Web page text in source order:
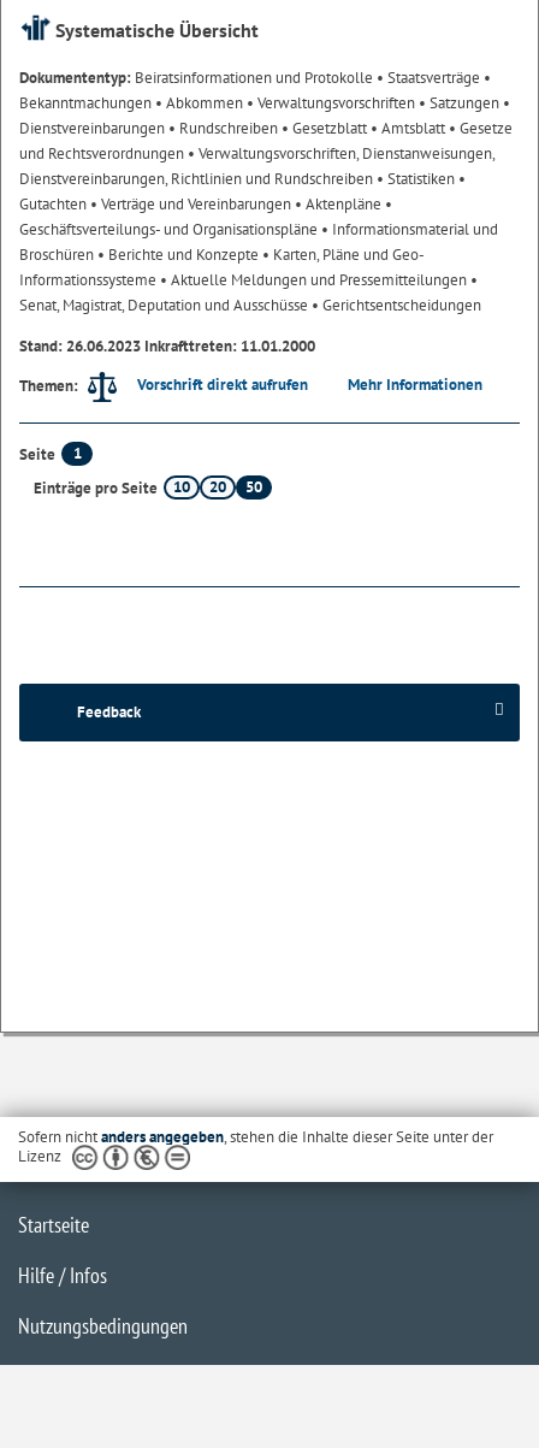
Systematische Übersicht
Dokumententyp: Beiratsinformationen und Protokolle • Staatsverträge •
Bekanntmachungen • Abkommen • Verwaltungsvorschriften • Satzungen •
Dienstvereinbarungen • Rundschreiben • Gesetzblatt• Amtsblatt• Gesetze
und Rechtsverordnungen • Verwaltungsvorschriften, Dienstanweisungen,
Dienstvereinbarungen, Richtlinien und Rundschreiben • Statistiken •
Gutachten • Verträge und Vereinbarungen • Aktenpläne •
Geschäftsverteilungs- und Organisationspläne • Informationsmaterial und
Broschüren • Berichte und Konzepte • Karten, Pläne und Geo-
Informationssysteme • Aktuelle Meldungen und Pressemitteilungen •
Senat, Magistrat, Deputation und Ausschüsse • Gerichtsentscheidungen
Stand: 26.06.2023 Inkrafttreten: 11.01.2000
Themen:
Vorschrift direkt aufrufen Mehr Informationen
Seite
1
Einträge pro Seite
10 20 50
Feedback
Sofern nichtanders angegeben, stehen die Inhalte dieser Seite unter der
Lizenz
Startseite
Hilfe / Infos
Nutzungsbedingungen